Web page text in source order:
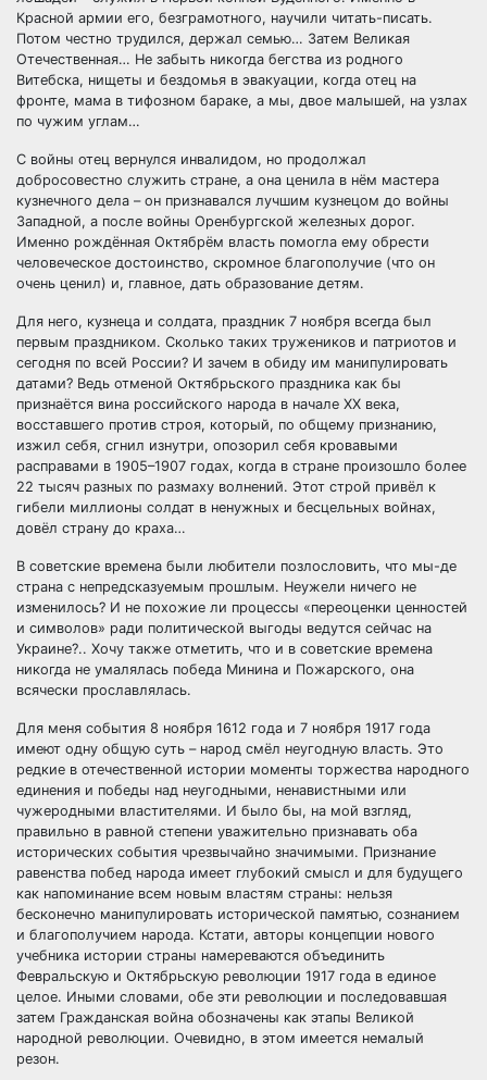
Красной армии его, безграмотного, научили читать-писать.
Потом честно трудился, держал семью… Затем Великая
Отечественная… Не забыть никогда бегства из родного
Витебска, нищеты и бездомья в эвакуации, когда отец на
фронте, мама в тифозном бараке, а мы, двое малышей, на узлах
по чужим углам…
С войны отец вернулся инвалидом, но продолжал
добросовестно служить стране, а она ценила в нём мастера
кузнечного дела – он признавался лучшим кузнецом до войны
Западной, а после войны Оренбургской железных дорог.
Именно рождённая Октябрём власть помогла ему обрести
человеческое достоинство, скромное благополучие (что он
очень ценил) и, главное, дать образование детям.
Для него, кузнеца и солдата, праздник 7 ноября всегда был
первым праздником. Сколько таких тружеников и патриотов и
сегодня по всей России? И зачем в обиду им манипулировать
датами? Ведь отменой Октябрьского праздника как бы
признаётся вина российского народа в начале ХХ века,
восставшего против строя, который, по общему признанию,
изжил себя, сгнил изнутри, опозорил себя кровавыми
расправами в 1905–1907 годах, когда в стране произошло более
22 тысяч разных по размаху волнений. Этот строй привёл к
гибели миллионы солдат в ненужных и бесцельных войнах,
довёл страну до краха…
В советские времена были любители позлословить, что мы-де
страна с непредсказуемым прошлым. Неужели ничего не
изменилось? И не похожие ли процессы «переоценки ценностей
и символов» ради политической выгоды ведутся сейчас на
Украине?.. Хочу также отметить, что и в советские времена
никогда не умалялась победа Минина и Пожарского, она
всячески прославлялась.
Для меня события 8 ноября 1612 года и 7 ноября 1917 года
имеют одну общую суть – народ смёл неугодную власть. Это
редкие в отечественной истории моменты торжества народного
единения и победы над неугодными, ненавистными или
чужеродными властителями. И было бы, на мой взгляд,
правильно в равной степени уважительно признавать оба
исторических события чрезвычайно значимыми. Признание
равенства побед народа имеет глубокий смысл и для будущего
как напоминание всем новым властям страны: нельзя
бесконечно манипулировать исторической памятью, сознанием
и благополучием народа. Кстати, авторы концепции нового
учебника истории страны намереваются объединить
Февральскую и Октябрьскую революции 1917 года в единое
целое. Иными словами, обе эти революции и последовавшая
затем Гражданская война обозначены как этапы Великой
народной революции. Очевидно, в этом имеется немалый
резон.